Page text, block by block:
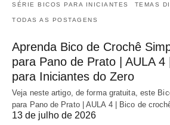
SÉRIE BICOS PARA INICIANTES TEMAS
TODAS AS POSTAGENS
Aprenda Bico de Crochê
para Pano de Prato | AULA
para Iniciantes do Zero
Veja neste artigo, de forma gratuita, este
para Pano de Prato | AULA 4 | Bico de
13 de julho de 2026